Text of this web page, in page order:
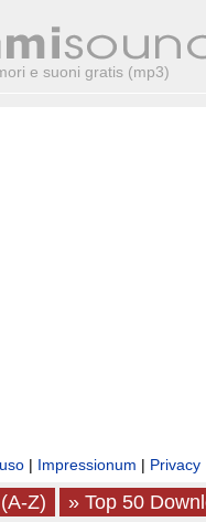
e suoni gratis (mp3)
| Impressionum | Privacy
Z) » Top 50